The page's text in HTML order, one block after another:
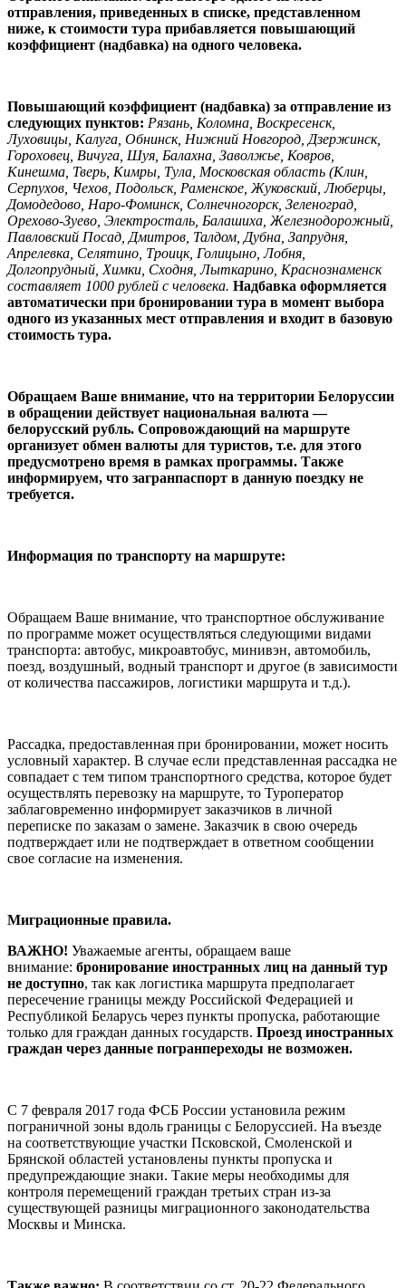
отправления, приведенных в списке, представленном
ниже, к стоимости тура прибавляется повышающий
коэффициент (надбавка) на одного человека.
Повышающий коэффициент (надбавка) за отправление из
следующих пунктов: Рязань, Коломна, Воскресенск,
Луховицы, Калуга, Обнинск, Нижний Новгород, Дзержинск,
Гороховец, Вичуга, Шуя, Балахна, Заволжье, Ковров,
Кинешма, Тверь, Кимры, Тула, Московская область (Клин,
Серпухов, Чехов, Подольск, Раменское, Жуковский, Люберцы,
Домодедово, Наро-Фоминск, Солнечногорск, Зеленоград,
Орехово-Зуево, Электросталь, Балашиха, Железнодорожный,
Павловский Посад, Дмитров, Талдом, Дубна, Запрудня,
Апрелевка, Селятино, Троицк, Голицыно, Лобня,
Долгопрудный, Химки, Сходня, Лыткарино, Краснознаменск
составляет 1000 рублей с человека. Надбавка оформляется
автоматически при бронировании тура в момент выбора
одного из указанных мест отправления и входит в базовую
стоимость тура.
Обращаем Ваше внимание, что на территории Белоруссии
в обращении действует национальная валюта —
белорусский рубль. Сопровождающий на маршруте
организует обмен валюты для туристов, т.е. для этого
предусмотрено время в рамках программы. Также
информируем, что загранпаспорт в данную поездку не
требуется.
Информация по транспорту на маршруте:
Обращаем Ваше внимание, что транспортное обслуживание
по программе может осуществляться следующими видами
транспорта: автобус, микроавтобус, минивэн, автомобиль,
поезд, воздушный, водный транспорт и другое (в зависимости
от количества пассажиров, логистики маршрута и т.д.).
Рассадка, предоставленная при бронировании, может носить
условный характер. В случае если представленная рассадка не
совпадает с тем типом транспортного средства, которое будет
осуществлять перевозку на маршруте, то Туроператор
заблаговременно информирует заказчиков в личной
переписке по заказам о замене. Заказчик в свою очередь
подтверждает или не подтверждает в ответном сообщении
свое согласие на изменения.
Миграционные правила.
ВАЖНО! Уважаемые агенты, обращаем ваше
внимание: бронирование иностранных лиц на данный тур
не доступно, так как логистика маршрута предполагает
пересечение границы между Российской Федерацией и
Республикой Беларусь через пункты пропуска, работающие
только для граждан данных государств. Проезд иностранных
граждан через данные погранпереходы не возможен.
С 7 февраля 2017 года ФСБ России установила режим
пограничной зоны вдоль границы с Белоруссией. На въезде
на соответствующие участки Псковской, Смоленской и
Брянской областей установлены пункты пропуска и
предупреждающие знаки. Такие меры необходимы для
контроля перемещений граждан третьих стран из-за
существующей разницы миграционного законодательства
Москвы и Минска.